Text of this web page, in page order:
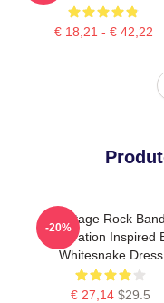
€ 18,21 - € 42,22
Vintage Rock Band
Illustration Inspired
Whitesnake Dress
€ 27,14 $29.5
-20%